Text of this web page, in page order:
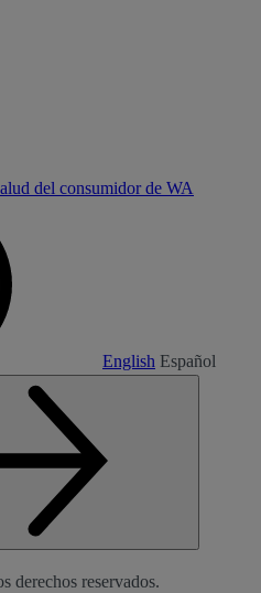
del consumidor de WA
English Español
reservados.